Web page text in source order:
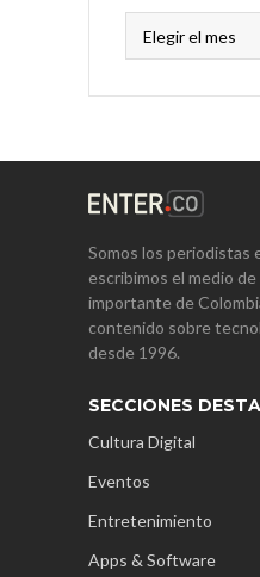
Somos los periodistas
escribimos el medio
importante de
contenido sobre
desde 1996.
SECCIONES
Cultura Digital
Eventos
Entretenimiento
Apps & Software